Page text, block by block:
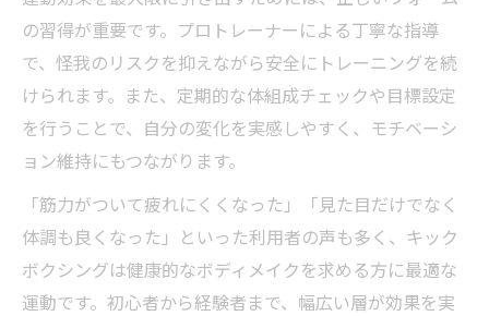
の習得が重要です。プロトレーナーによる丁寧な指導
で、怪我のリスクを抑えながら安全にトレーニングを続
けられます。また、定期的な体組成チェックや目標設定
を行うことで、自分の変化を実感しやすく、モチベーシ
ョン維持にもつながります。
「筋力がついて疲れにくくなった」「見た目だけでなく
体調も良くなった」といった利用者の声も多く、キック
ボクシングは健康的なボディメイクを求める方に最適な
運動です。初心者から経験者まで、幅広い層が効果を実